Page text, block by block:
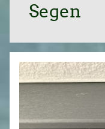
Segen